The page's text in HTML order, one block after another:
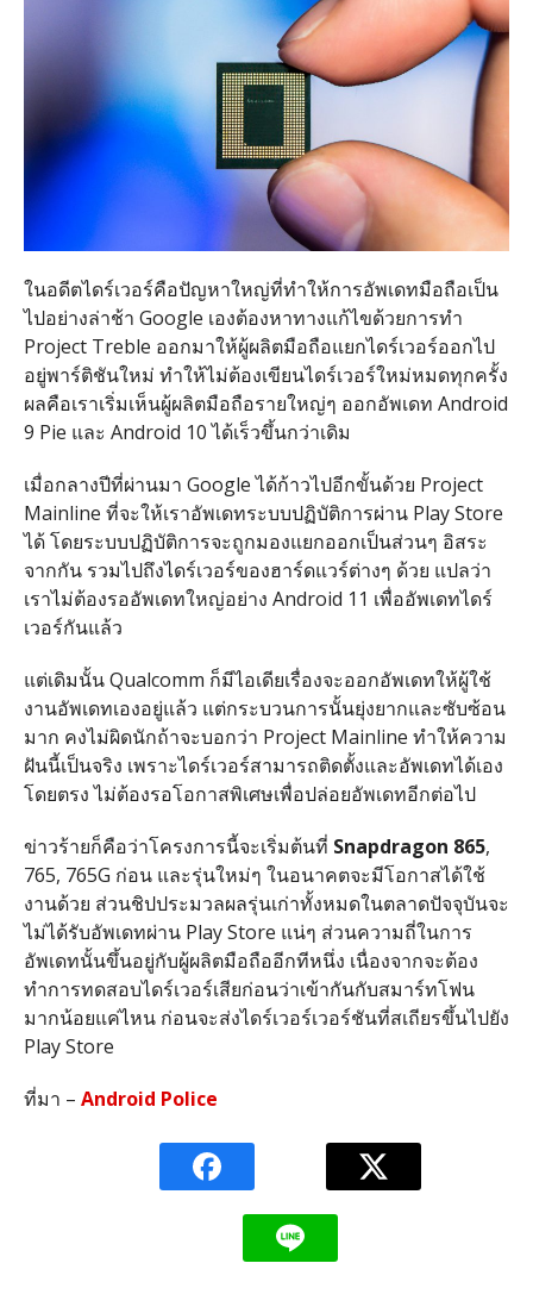
ในอดีตไดร์เวอร์คือปัญหาใหญ่ที่ทำให้การอัพเดทมือถือเป็น
ไปอย่างล่าช้า Google เองต้องหาทางแก้ไขด้วยการทำ
Project Treble ออกมาให้ผู้ผลิตมือถือแยกไดร์เวอร์ออกไป
อยู่พาร์ติชันใหม่ ทำให้ไม่ต้องเขียนไดร์เวอร์ใหม่หมดทุกครั้ง
ผลคือเราเริ่มเห็นผู้ผลิตมือถือรายใหญ่ๆ ออกอัพเดท Android
9 Pie และ Android 10 ได้เร็วขึ้นกว่าเดิม
เมื่อกลางปีที่ผ่านมา Google ได้ก้าวไปอีกขั้นด้วย Project
Mainline ที่จะให้เราอัพเดทระบบปฏิบัติการผ่าน Play Store
ได้ โดยระบบปฏิบัติการจะถูกมองแยกออกเป็นส่วนๆ อิสระ
จากกัน รวมไปถึงไดร์เวอร์ของฮาร์ดแวร์ต่างๆ ด้วย แปลว่า
เราไม่ต้องรออัพเดทใหญ่อย่าง Android 11 เพื่ออัพเดทไดร์
เวอร์กันแล้ว
แต่เดิมนั้น Qualcomm ก็มีไอเดียเรื่องจะออกอัพเดทให้ผู้ใช้
งานอัพเดทเองอยู่แล้ว แต่กระบวนการนั้นยุ่งยากและซับซ้อน
มาก คงไม่ผิดนักถ้าจะบอกว่า Project Mainline ทำให้ความ
ฝันนี้เป็นจริง เพราะไดร์เวอร์สามารถติดตั้งและอัพเดทได้เอง
โดยตรง ไม่ต้องรอโอกาสพิเศษเพื่อปล่อยอัพเดทอีกต่อไป
ข่าวร้ายก็คือว่าโครงการนี้จะเริ่มต้นที่ Snapdragon 865,
765, 765G ก่อน และรุ่นใหม่ๆ ในอนาคตจะมีโอกาสได้ใช้
งานด้วย ส่วนชิปประมวลผลรุ่นเก่าทั้งหมดในตลาดปัจจุบันจะ
ไม่ได้รับอัพเดทผ่าน Play Store แน่ๆ ส่วนความถี่ในการ
อัพเดทนั้นขึ้นอยู่กับผู้ผลิตมือถืออีกทีหนึ่ง เนื่องจากจะต้อง
ทำการทดสอบไดร์เวอร์เสียก่อนว่าเข้ากันกับสมาร์ทโฟน
มากน้อยแค่ไหน ก่อนจะส่งไดร์เวอร์เวอร์ชันที่สเถียรขึ้นไปยัง
Play Store
ที่มา – Android Police